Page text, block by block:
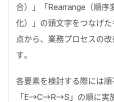
合）」「Rearrange（順序
化）」の頭文字をつなげ
点から、業務プロセスの
す。
各要素を検討する際には順
「E→C→R→S」の順に実